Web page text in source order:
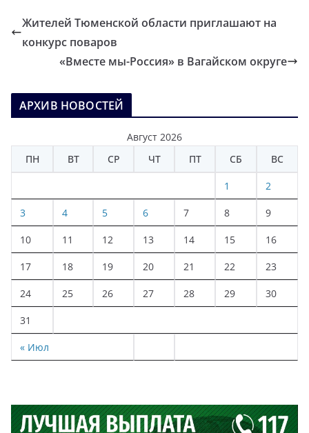
Жителей Тюменской области приглашают на
конкурс поваров
«Вместе мы-Россия» в Вагайском округе
АРХИВ НОВОСТЕЙ
Август 2026
ПН
ВТ СР ЧТ ПТ СБ ВС
« Июл
1 2
3 4 5 6 7 8 9
10 11 12 13 14 15 16
17 18 19 20 21 22 23
24 25 26 27 28 29 30
31